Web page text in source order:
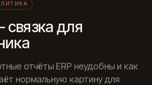
связка для
отчёты ERP неудобны и как
нормальную картину для